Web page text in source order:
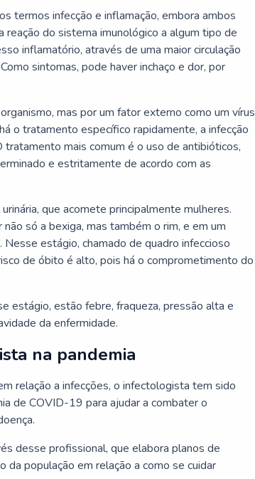
termos infecção e inflamação, embora ambos
do sistema imunológico a algum tipo de
inflamatório, através de uma maior circulação
sintomas, pode haver inchaço e dor, por
mas por um fator externo como um vírus
o tratamento específico rapidamente, a infecção
mais comum é o uso de antibióticos,
e estritamente de acordo com as
que acomete principalmente mulheres.
só a bexiga, mas também o rim, e em um
estágio, chamado de quadro infeccioso
de óbito é alto, pois há o comprometimento do
estágio, estão febre, fraqueza, pressão alta e
da enfermidade.
na pandemia
relação a infecções, o infectologista tem sido
de COVID-19 para ajudar a combater o
desse profissional, que elabora planos de
da população em relação a como se cuidar